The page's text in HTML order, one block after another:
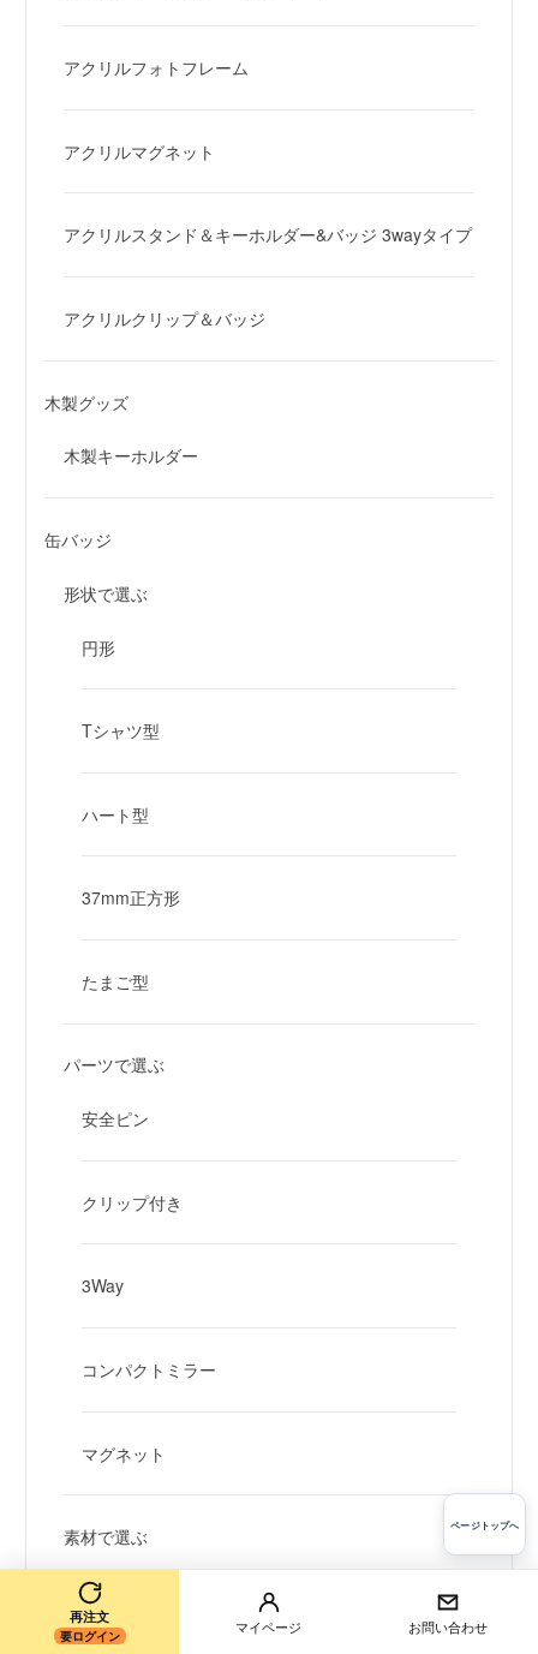
アクリルフォトフレーム
アクリルマグネット
アクリルスタンド＆キーホルダー&バッジ 3wayタイプ
アクリルクリップ＆バッジ
木製グッズ
木製キーホルダー
缶バッジ
形状で選ぶ
円形
Tシャツ型
ハート型
37mm正方形
たまご型
パーツで選ぶ
安全ピン
クリップ付き
3Way
コンパクトミラー
マグネット
素材で選ぶ
スタンダード
再注文
要ログイン
マイページ お問い合わせ
ページトップへ